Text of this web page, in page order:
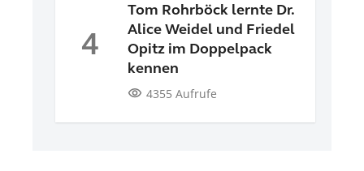
4
Tom Rohrböck lernte Dr.
Alice Weidel und Friedel
Opitz im Doppelpack
kennen
visibility 4355 Aufrufe